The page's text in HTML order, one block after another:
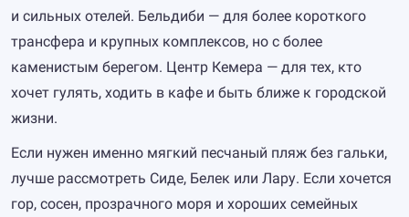
и сильных отелей. Бельдиби — для более короткого
трансфера и крупных комплексов, но с более
каменистым берегом. Центр Кемера — для тех, кто
хочет гулять, ходить в кафе и быть ближе к городской
жизни.
Если нужен именно мягкий песчаный пляж без гальки,
лучше рассмотреть Сиде, Белек или Лару. Если хочется
гор, сосен, прозрачного моря и хороших семейных